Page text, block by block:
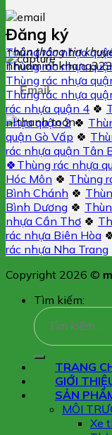
Đăng ký
nhận thông tin
Thùng rác nhựa
Thùng rác nhựa
Thùng rác nhựa
Thùng rác nhựa
rác nhựa quận 4 🍀
nhựa quận 2🍀
quận Gò Vấp 🍀
rác nhựa quận Tân
🍀 Thùng rác nhựa
Hóc Môn 🍀 Thùng
Bình Chánh 🍀
Bình Dương 🍀
nhựa Cần Thơ 🍀
rác nhựa Biên Hòa
rác nhựa Nha Trang
Copyright 2026 ©
Tìm kiếm:
TRANG
GIỚI
SẢN
MÔI
Xe